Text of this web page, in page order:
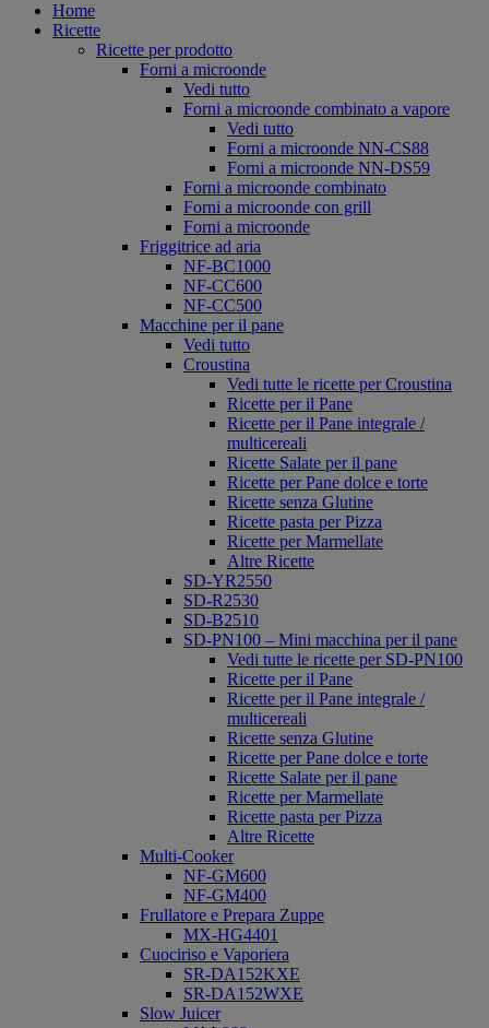
Home
Ricette
Ricette per prodotto
Forni a microonde
Vedi tutto
Forni a microonde combinato a vapore
Vedi tutto
Forni a microonde NN-CS88
Forni a microonde NN-DS59
Forni a microonde combinato
Forni a microonde con grill
Forni a microonde
Friggitrice ad aria
NF-BC1000
NF-CC600
NF-CC500
Macchine per il pane
Vedi tutto
Croustina
Vedi tutte le ricette per Croustina
Ricette per il Pane
Ricette per il Pane integrale /
multicereali
Ricette Salate per il pane
Ricette per Pane dolce e torte
Ricette senza Glutine
Ricette pasta per Pizza
Ricette per Marmellate
Altre Ricette
SD-YR2550
SD-R2530
SD-B2510
SD-PN100 – Mini macchina per il pane
Vedi tutte le ricette per SD-PN100
Ricette per il Pane
Ricette per il Pane integrale /
multicereali
Ricette senza Glutine
Ricette per Pane dolce e torte
Ricette Salate per il pane
Ricette per Marmellate
Ricette pasta per Pizza
Altre Ricette
Multi-Cooker
NF-GM600
NF-GM400
Frullatore e Prepara Zuppe
MX-HG4401
Cuociriso e Vaporiera
SR-DA152KXE
SR-DA152WXE
Slow Juicer